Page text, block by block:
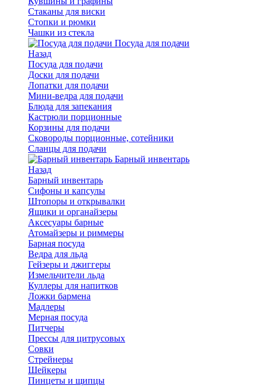
Стаканы для виски
Стопки и рюмки
Чашки из стекла
Посуда для подачи
Назад
Посуда для подачи
Доски для подачи
Лопатки для подачи
Мини-ведра для подачи
Блюда для запекания
Кастрюли порционные
Корзины для подачи
Сковороды порционные, сотейники
Сланцы для подачи
Барный инвентарь
Назад
Барный инвентарь
Сифоны и капсулы
Штопоры и открывалки
Ящики и органайзеры
Аксесуары барные
Атомайзеры и риммеры
Барная посуда
Ведра для льда
Гейзеры и джиггеры
Измельчители льда
Куллеры для напитков
Ложки бармена
Мадлеры
Мерная посуда
Питчеры
Прессы для цитрусовых
Совки
Стрейнеры
Шейкеры
Пинцеты и щипцы